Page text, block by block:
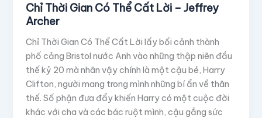
Chỉ Thời Gian Có Thể Cất Lời – Jeffrey
Archer
Chỉ Thời Gian Có Thể Cất Lời lấy bối cảnh thành
phố cảng Bristol nước Anh vào những thập niên đầu
thế kỷ 20 mà nhân vậy chính là một cậu bé, Harry
Clifton, người mang trong mình những bí ẩn về thân
thế. Số phận đưa đẩy khiến Harry có một cuộc đời
khác với cha và các bác ruột mình, cậu gắng sức